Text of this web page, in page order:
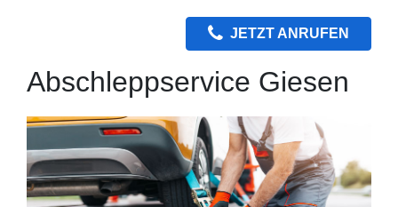
JETZT ANRUFEN
Abschleppservice Giesen